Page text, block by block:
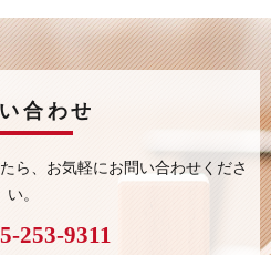
合わせ
ら、 お気軽にお問い合わせくださ
い。
253-9311